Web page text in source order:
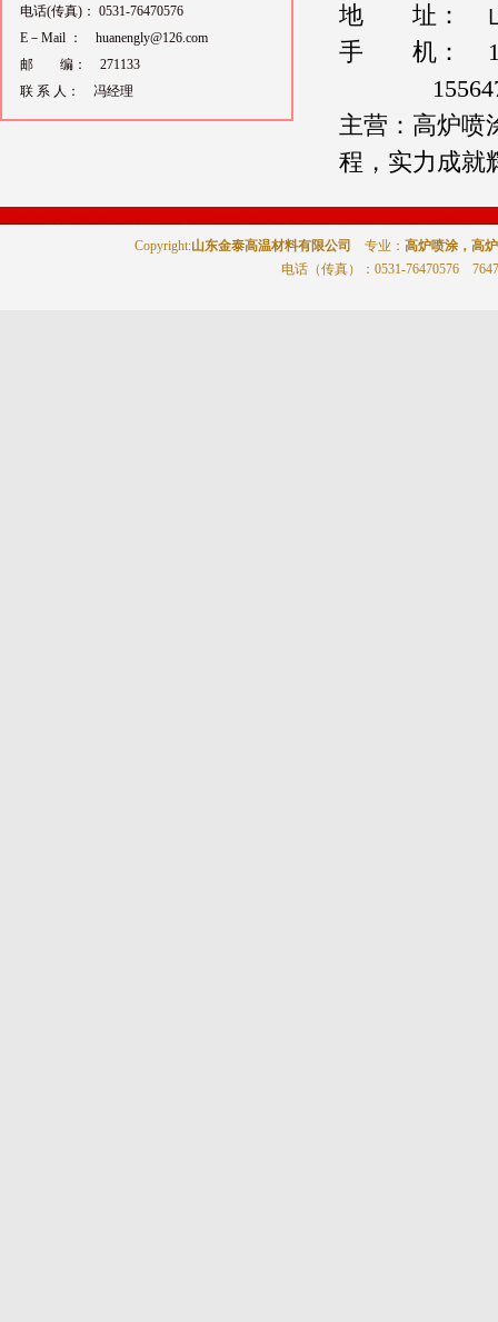
电话(传真)： 0531-76470576
E－Mail ： huanengly@126.com
邮 编： 271133
联 系 人： 冯经理
地 址： 山
手 机：
主营：高炉喷
程，实力成就
Copyright:山东金泰高温材料有限公司 专业： 高炉喷涂，高
电话（传真）
：0531-76470576